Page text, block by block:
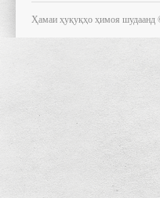
Ҳамаи ҳуқуқҳо ҳимоя